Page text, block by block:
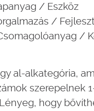
/ Eszköz
/
/
al-alkategória,
szerepelnek
Lényeg, hogy